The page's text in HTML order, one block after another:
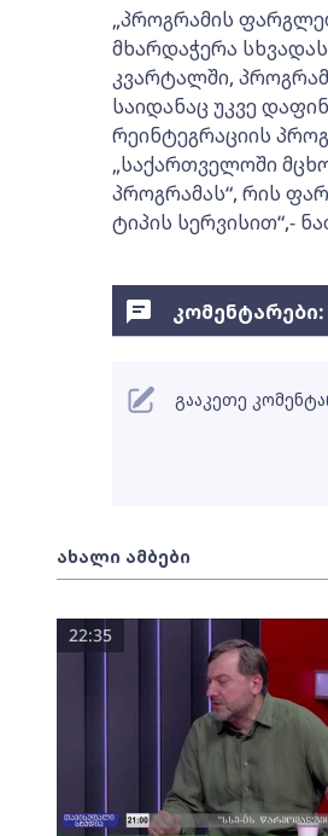
„პროგრამის
მხარდაჭერა
კვარტალში,
საიდანაც უკვე
რეინტეგრაციის
„საქართველოში
პროგრამას“, რის
ტიპის სერვისით“,-
ახალი ამბები
22:35
კომენტარები:
გააკეთე